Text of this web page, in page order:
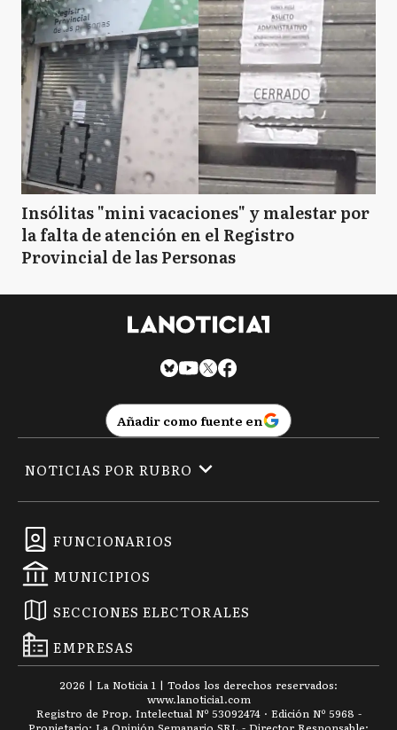
Insólitas "mini vacaciones" y malestar por
la falta de atención en el Registro
Provincial de las Personas
Añadir como fuente en
FUNCIONARIOS
MUNICIPIOS
SECCIONES ELECTORALES
EMPRESAS
NOTICIAS POR RUBRO
2026 | La Noticia 1 | Todos los derechos reservados:
www.lanoticia1.com
Registro de Prop. Intelectual Nº 53092474 · Edición Nº 5968 -